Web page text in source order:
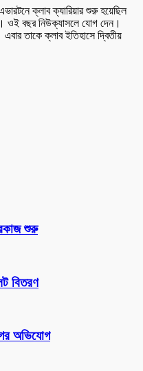
ক্লাব ক্যারিয়ার শুরু হয়েছিল
ওই বছর নিউক্যাসলে যোগ দেন।
তাকে ক্লাব ইতিহাসে দ্বিতীয়
শুরু
বিতরণ
অভিযোগ